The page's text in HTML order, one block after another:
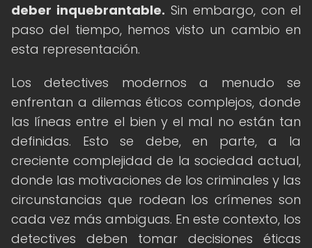
deber inquebrantable. Sin embargo, con el
paso del tiempo, hemos visto un cambio en
esta representación.
Los detectives modernos a menudo se
enfrentan a dilemas éticos complejos, donde
las líneas entre el bien y el mal no están tan
definidas. Esto se debe, en parte, a la
creciente complejidad de la sociedad actual,
donde las motivaciones de los criminales y las
circunstancias que rodean los crímenes son
cada vez más ambiguas. En este contexto, los
detectives deben tomar decisiones éticas